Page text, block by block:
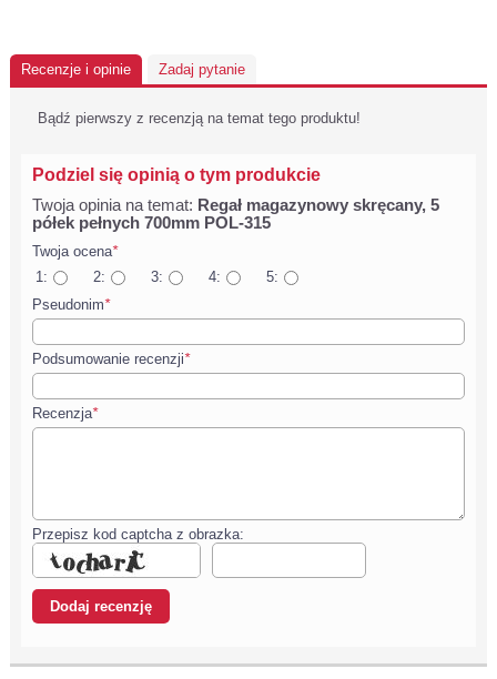
Recenzje i opinie Zadaj pytanie
Bądź pierwszy z recenzją na temat tego produktu!
Podziel się opinią o tym produkcie
Twoja opinia na temat: Regał magazynowy skręcany, 5
półek pełnych 700mm POL-315
Twoja ocena*
1:
2: 3: 4:
5:
Pseudonim*
Podsumowanie recenzji*
Recenzja*
Przepisz kod captcha z obrazka: